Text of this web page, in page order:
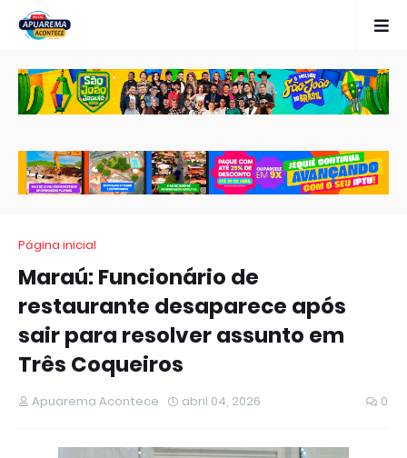
Página inicial
Maraú: Funcionário de
restaurante desaparece após
sair para resolver assunto em
Três Coqueiros
Apuarema Acontece abril 04, 2026 0